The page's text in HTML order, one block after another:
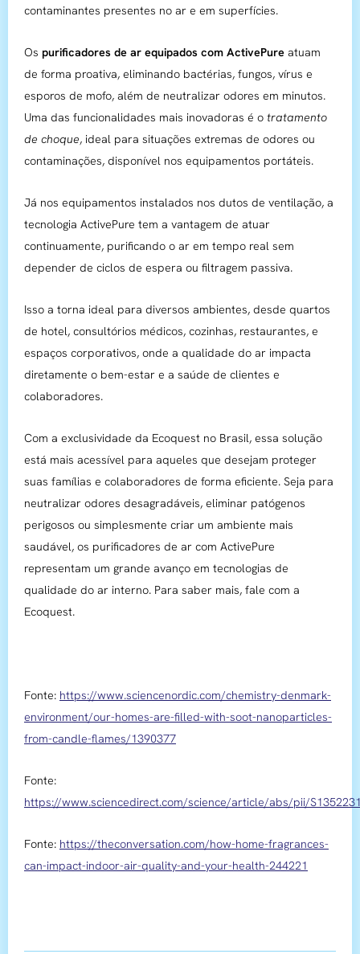
contaminantes presentes no ar e em superfícies.
Os purificadores de ar equipados com ActivePure atuam
de forma proativa, eliminando bactérias, fungos, vírus e
esporos de mofo, além de neutralizar odores em minutos.
Uma das funcionalidades mais inovadoras é o tratamento
de choque, ideal para situações extremas de odores ou
contaminações, disponível nos equipamentos portáteis.
Já nos equipamentos instalados nos dutos de ventilação, a
tecnologia ActivePure tem a vantagem de atuar
continuamente, purificando o ar em tempo real sem
depender de ciclos de espera ou filtragem passiva.
Isso a torna ideal para diversos ambientes, desde quartos
de hotel, consultórios médicos, cozinhas, restaurantes, e
espaços corporativos, onde a qualidade do ar impacta
diretamente o bem-estar e a saúde de clientes e
colaboradores.
Com a exclusividade da Ecoquest no Brasil, essa solução
está mais acessível para aqueles que desejam proteger
suas famílias e colaboradores de forma eficiente. Seja para
neutralizar odores desagradáveis, eliminar patógenos
perigosos ou simplesmente criar um ambiente mais
saudável, os purificadores de ar com ActivePure
representam um grande avanço em tecnologias de
qualidade do ar interno. Para saber mais, fale com a
Ecoquest.
Fonte: https://www.sciencenordic.com/chemistry-denmark-
environment/our-homes-are-filled-with-soot-nanoparticles-
from-candle-flames/1390377
Fonte:
https://www.sciencedirect.com/science/article/abs/pii/
Fonte: https://theconversation.com/how-home-fragrances-
can-impact-indoor-air-quality-and-your-health-244221